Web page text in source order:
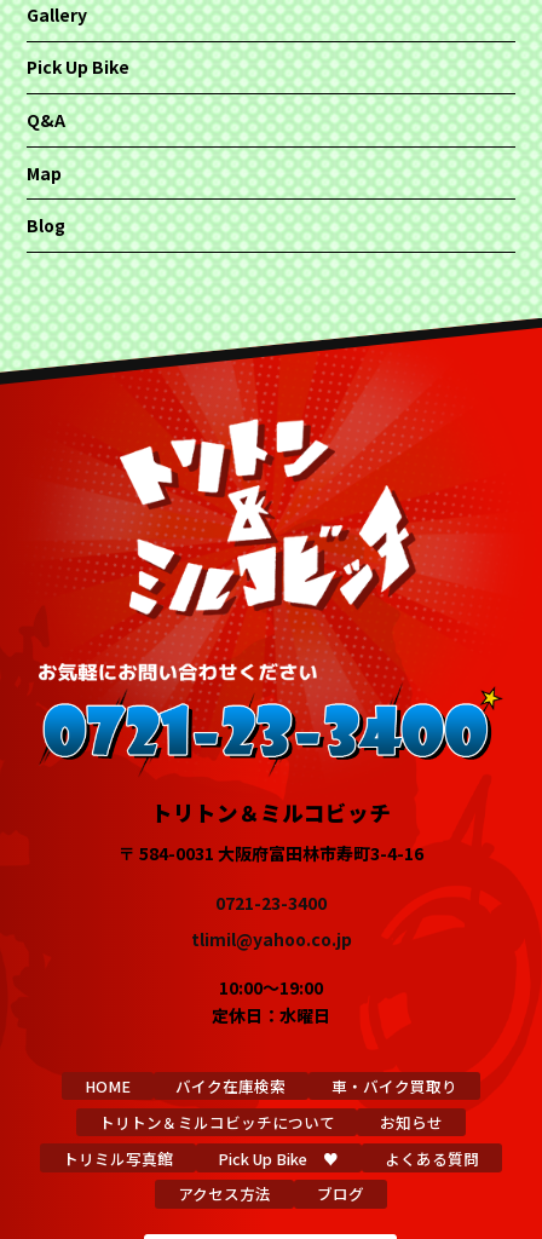
Gallery
Pick Up Bike
Q&A
Map
Blog
トリトン＆ミルコビッチ
〒 584-0031 大阪府富田林市寿町3-4-16
0721-23-3400
tlimil@yahoo.co.jp
10:00～19:00
定休日：水曜日
HOME バイク在庫検索
車・バイク買取り
トリトン＆ミルコビッチについて
お知らせ
トリミル写真館
Pick Up Bike ♥
よくある質問
アクセス方法
ブログ